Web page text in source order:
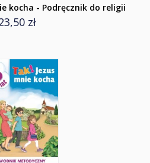
kocha - Podręcznik do religii
zł